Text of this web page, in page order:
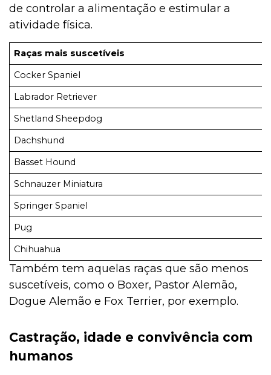
de controlar a alimentação e estimular a
atividade física.
Raças mais suscetíveis
Cocker Spaniel
Labrador Retriever
Shetland Sheepdog
Dachshund
Basset Hound
Schnauzer Miniatura
Springer Spaniel
Pug
Chihuahua
Também tem aquelas raças que são menos
suscetíveis, como o Boxer, Pastor Alemão,
Dogue Alemão e Fox Terrier, por exemplo.
Castração, idade e convivência com
humanos